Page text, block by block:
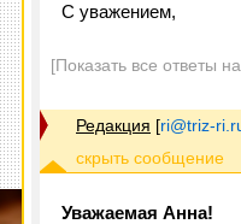
С уважением,
[Показать все ответы
Редакция [ri@triz-
Уважаемая Анна!